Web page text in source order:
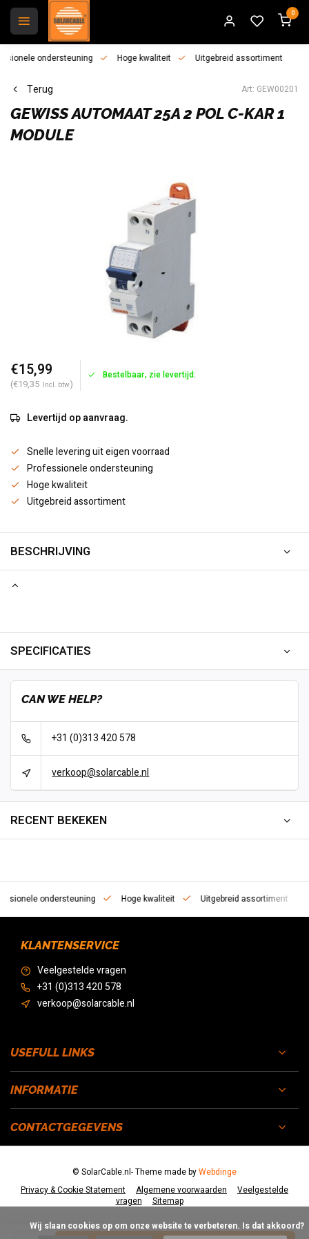
0
ondersteuning Hoge kwaliteit Uitgebreid assortiment
Terug Art: GEW00201
GEWISSAUTOMAAT 25A 2 POL C-KAR 1
MODULE
€15,99
(€19,35 Incl. btw)
Bestelbaar, zie levertijd:
Levertijd op aanvraag.
Snelle levering uit eigen voorraad
Professionele ondersteuning
Hoge kwaliteit
Uitgebreid assortiment
BESCHRIJVING
SPECIFICATIES
CAN WE HELP?
+31 (0)313 420 578
verkoop@solarcable.nl
RECENT BEKEKEN
ondersteuning Hoge kwaliteit Uitgebreid assortiment
KLANTENSERVICE
Veelgestelde vragen
+31 (0)313 420 578
verkoop@solarcable.nl
USEFULL LINKS
INFORMATIE
CONTACTGEGEVENS
Privacy & Cookie Statement Algemene voorwaarden
Veelgestelde
vragen
Sitemap
© SolarCable.nl- Theme made byWebdinge